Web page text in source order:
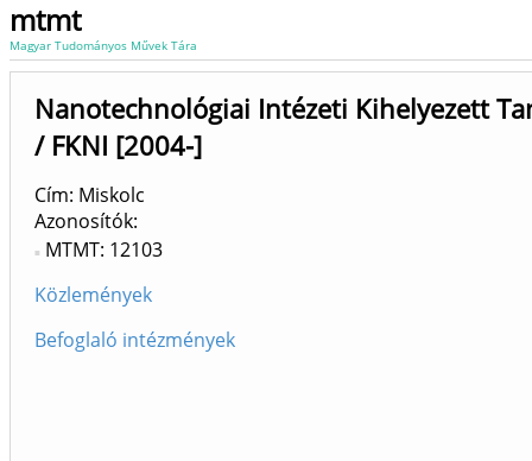
mtmt
Magyar Tudományos Művek Tára
Nanotechnológiai Intézeti Kihelyezett
/ FKNI [2004-]
Cím: Miskolc
Azonosítók
MTMT: 12103
Közlemények
Befoglaló intézmények